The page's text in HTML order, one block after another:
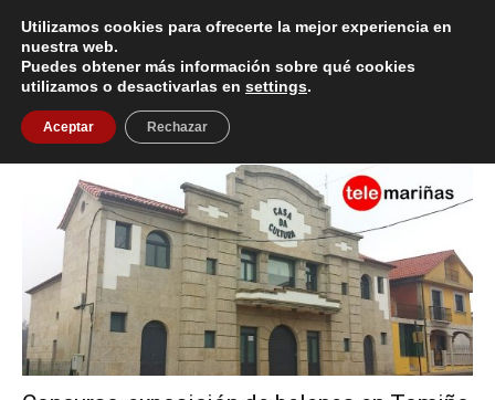
Inicio Etiquetas Casa Cultura Tomiño
Etiqueta: Casa Cultura Tomiño
Utilizamos cookies para ofrecerte la mejor experiencia en
nuestra web.
Puedes obtener más información sobre qué cookies
utilizamos o desactivarlas en settings.
Aceptar Rechazar